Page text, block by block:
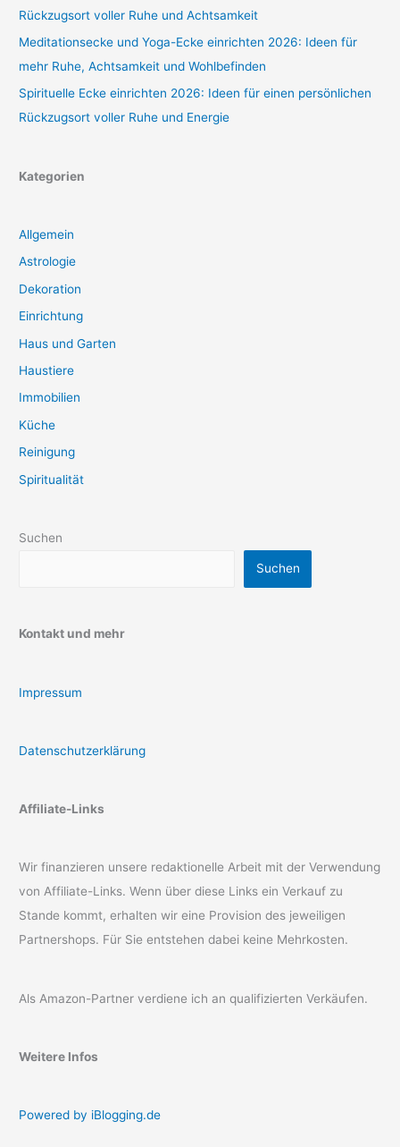
Rückzugsort voller Ruhe und Achtsamkeit
Meditationsecke und Yoga-Ecke einrichten 2026: Ideen für
mehr Ruhe, Achtsamkeit und Wohlbefinden
Spirituelle Ecke einrichten 2026: Ideen für einen persönlichen
Rückzugsort voller Ruhe und Energie
Kategorien
Allgemein
Astrologie
Dekoration
Einrichtung
Haus und Garten
Haustiere
Immobilien
Küche
Reinigung
Spiritualität
Suchen
Suchen
Kontakt und mehr
Impressum
Datenschutzerklärung
Affiliate-Links
Wir finanzieren unsere redaktionelle Arbeit mit der Verwendung
von Affiliate-Links. Wenn über diese Links ein Verkauf zu
Stande kommt, erhalten wir eine Provision des jeweiligen
Partnershops. Für Sie entstehen dabei keine Mehrkosten.
Als Amazon-Partner verdiene ich an qualifizierten Verkäufen.
Weitere Infos
Powered by iBlogging.de